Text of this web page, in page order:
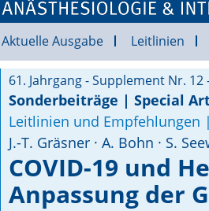
Aktuelle Ausgabe Leitlinien
61. Jahrgang - Supplement Nr. 12
Sonderbeiträge | Special
Leitlinien und Empfehlungen
J.-T. Gräsner · A. Bohn · S.
COVID-19 und
Anpassung der